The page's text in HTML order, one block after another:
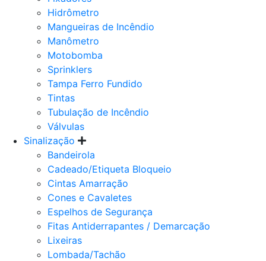
Hidrômetro
Mangueiras de Incêndio
Manômetro
Motobomba
Sprinklers
Tampa Ferro Fundido
Tintas
Tubulação de Incêndio
Válvulas
Sinalização
Bandeirola
Cadeado/Etiqueta Bloqueio
Cintas Amarração
Cones e Cavaletes
Espelhos de Segurança
Fitas Antiderrapantes / Demarcação
Lixeiras
Lombada/Tachão